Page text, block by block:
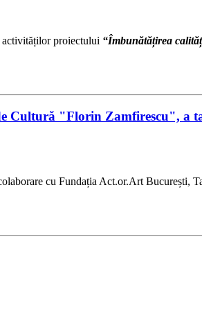
activităților proiectului “Îmbunătățirea
Cultură "Florin Zamfirescu", a
cu Fundația Act.or.Art București,